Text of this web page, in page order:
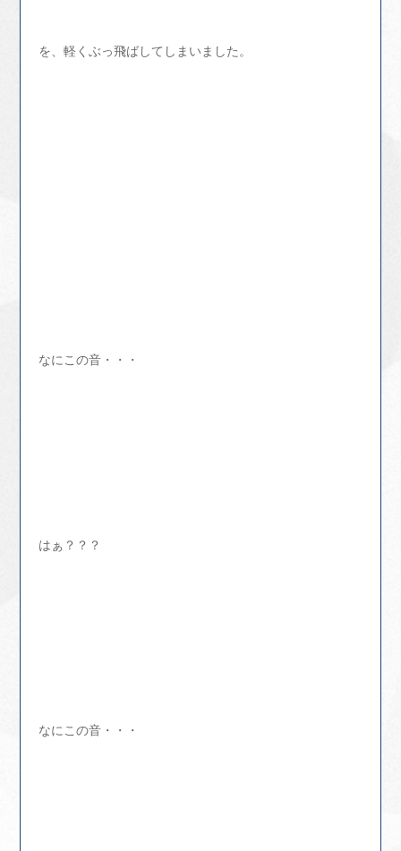
を、軽くぶっ飛ばしてしまいました。
なにこの音・・・
はぁ？？？
なにこの音・・・